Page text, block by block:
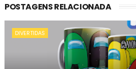
POSTAGENS RELACIONADA
DIVERTIDAS